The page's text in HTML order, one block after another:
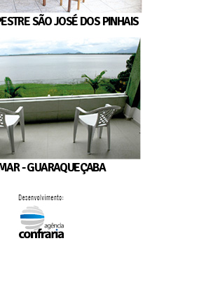
SÃO JOSÉ DOS PINHAIS
- GUARAQUEÇABA